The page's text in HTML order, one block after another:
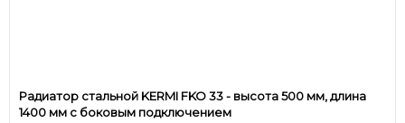
Радиатор стальной KERMI FKO 33 - высота 500 мм, длина
1400 мм с боковым подключением